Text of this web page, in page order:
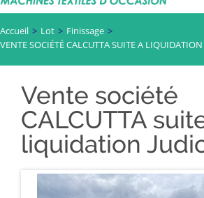
Accueil Lot
Finissage
VENTE SOCIÉTÉ CALCUTTA SUITE A LIQUIDATION
Vente société
CALCUTTA
liquidation